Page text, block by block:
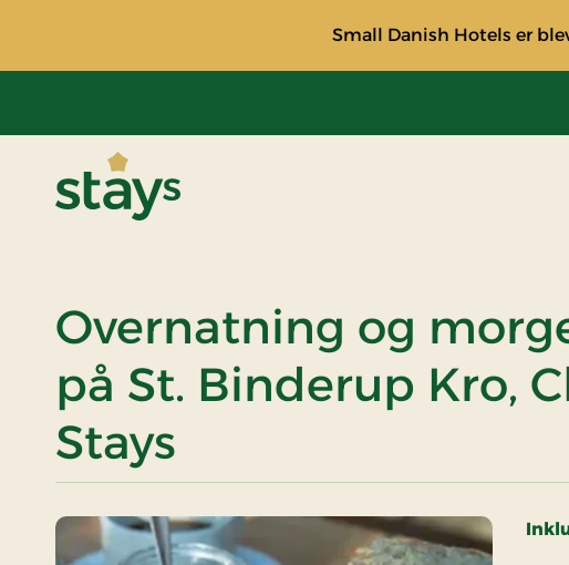
Small Danish Hotels er
Overnatning og
på St. Binderup Kro,
Stays